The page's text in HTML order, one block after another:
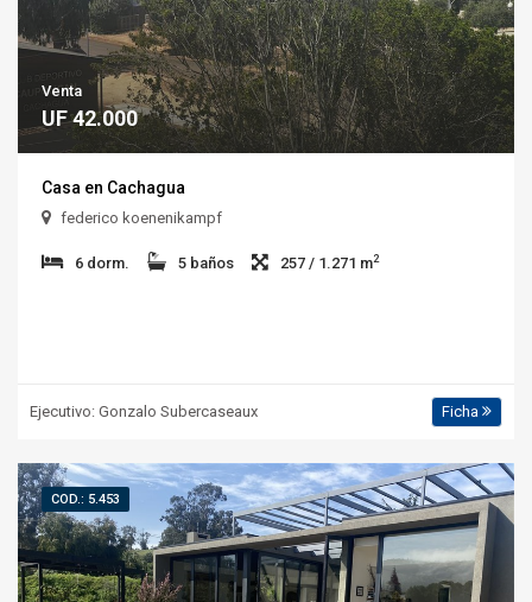
Venta
UF 42.000
Casa en Cachagua
federico koenenikampf
6 dorm. 5 baños 257 / 1.271 m2
Ejecutivo: Gonzalo Subercaseaux Ficha
COD.: 5.453